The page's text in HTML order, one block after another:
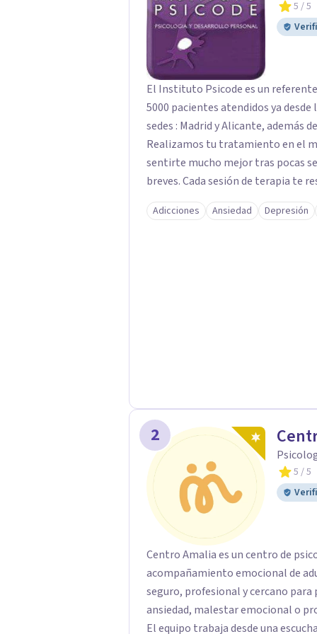
5 / 5
El Instituto Psicode es un
5000 pacientes atendidos ya
sedes : Madrid y Alicante, además
Realizamos tu tratamiento en el
sentirte mucho mejor tras pocas
breves. Cada sesión de terapia te
objetivos. Entre nuestras
como el tratamiento de problemas
Adicciones Ansiedad Depresión
2
5 / 5
Centro Amalia es un centro de
acompañamiento emocional de
seguro, profesional y cercano
ansiedad, malestar emocional o
El equipo trabaja desde una